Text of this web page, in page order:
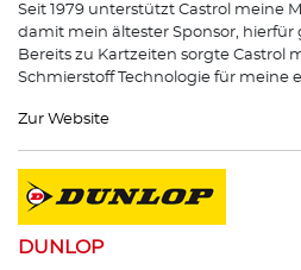
Seit 1979 unterstützt Castrol meine
damit mein ältester Sponsor,
Bereits zu Kartzeiten sorgte Castrol
Schmierstoff Technologie für meine
Zur Website
DUNLOP